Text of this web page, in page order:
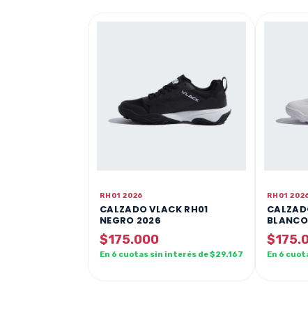
RH01 2026
CALZADO VLACK RH01
NEGRO 2026
$175.000
En 6 cuotas sin interés de $29.167
RH01
En 6